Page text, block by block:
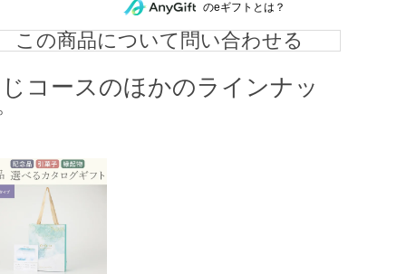
のeギフトとは？
この商品について問い合わせる
コースのほかのラインナッ